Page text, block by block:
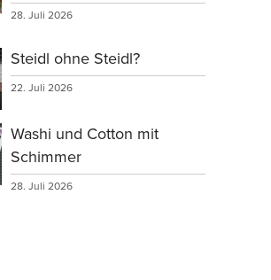
28. Juli 2026
Steidl ohne Steidl?
22. Juli 2026
Washi und Cotton mit
Schimmer
28. Juli 2026